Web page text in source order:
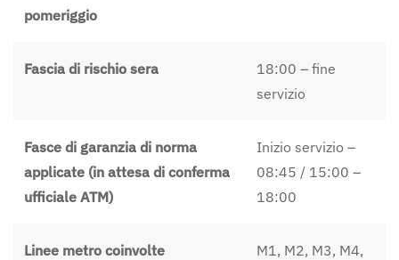
pomeriggio
Fascia di rischio sera
18:00 – fine
servizio
Fasce di garanzia di norma
applicate (in attesa di conferma
ufficiale ATM)
Inizio servizio –
08:45 / 15:00 –
18:00
Linee metro coinvolte
M1, M2, M3, M4,